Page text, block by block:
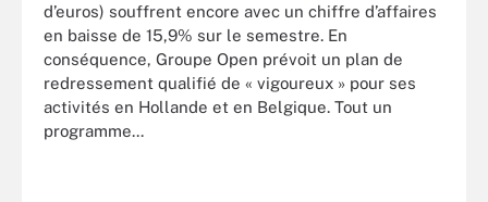
d’euros) souffrent encore avec un chiffre d’affaires
en baisse de 15,9% sur le semestre. En
conséquence, Groupe Open prévoit un plan de
redressement qualifié de « vigoureux » pour ses
activités en Hollande et en Belgique. Tout un
programme...